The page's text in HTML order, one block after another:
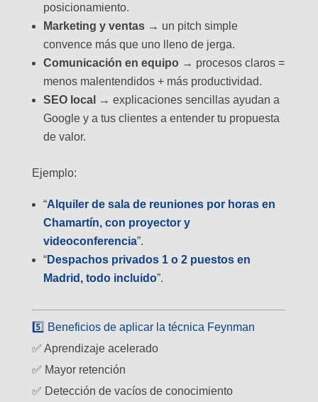
posicionamiento.
Marketing y ventas→ un pitch simple
convence más que uno lleno de jerga.
Comunicación en equipo → procesos claros =
menos malentendidos + más productividad.
SEO local
→ explicaciones sencillas ayudan a
Google y a tus clientes a entender tu propuesta
de valor.
Ejemplo:
“Alquiler de sala de reuniones por horas en
Chamartín, con proyector y
videoconferencia”.
“Despachos privados 1 o 2 puestos en
Madrid, todo incluido”.
5️⃣ Beneficios de aplicar la técnica Feynman
✅ Aprendizaje acelerado
✅ Mayor retención
✅ Detección de vacíos de conocimiento